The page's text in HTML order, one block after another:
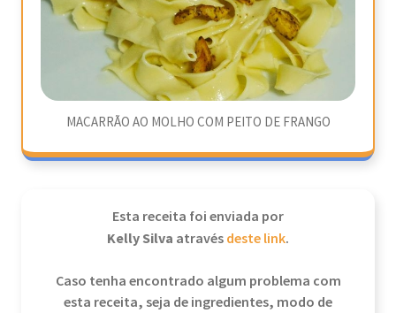
MACARRÃO AO MOLHO COM PEITO DE FRANGO
Esta receita foi enviada por
Kelly Silva atravésdeste link.
Caso tenha encontrado algum problema com
esta receita, seja de ingredientes, modo de